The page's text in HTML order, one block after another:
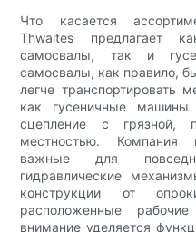
Что касается
Thwaites предлагает
самосвалы, так и
самосвалы, как правило,
легче транспортировать
как гусеничные машины
сцепление с грязной,
местностью. Компания
важные для
гидравлические
конструкции от
расположенные
внимание уделяется